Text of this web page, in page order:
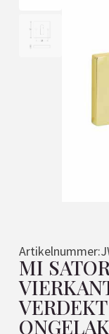
Artikelnummer:
MI